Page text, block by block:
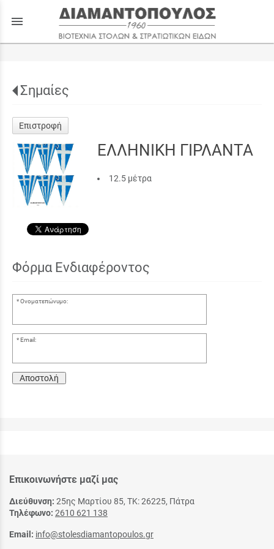
menu
Σημαίες
Επιστροφή
ΕΛΛΗΝΙΚΗ ΓΙΡΛΑΝΤΑ
12.5 μέτρα
Φόρμα Ενδιαφέροντος
Ονοματεπώνυμο:
Email:
Αποστολή
Επικοινωνήστε μαζί μας
Διεύθυνση: 25ης Μαρτίου 85, ΤΚ: 26225, Πάτρα
Τηλέφωνο: 2610 621 138
Email: info@stolesdiamantopoulos.gr